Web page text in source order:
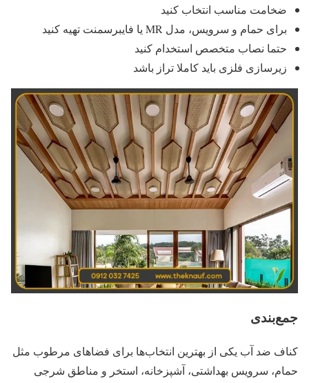
ضخامت مناسب انتخاب کنید
برای حمام و سرویس، مدل MR یا فایبرسمنت تهیه کنید
حتما نصاب متخصص استخدام کنید
زیرسازی فلزی باید کاملا تراز باشد
جمع‌بندی
کناف ضد آب یکی از بهترین انتخاب‌ها برای فضاهای مرطوب مثل
حمام، سرویس بهداشتی، آشپزخانه، استخر و مناطق شرجی